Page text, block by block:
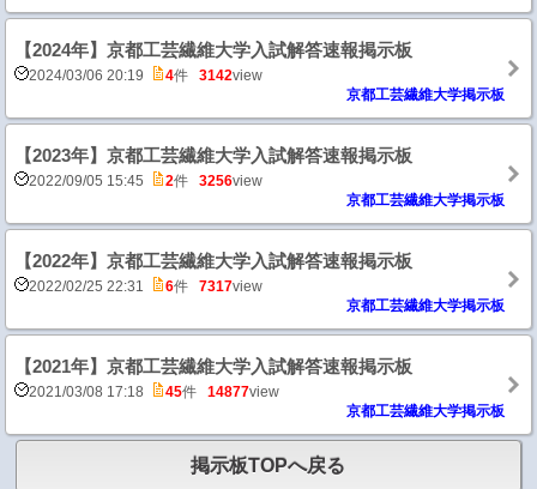
【2024年】京都工芸繊維大学入試解答速報掲示板
2024/03/06 20:19 4件 3142view
京都工芸繊維大学掲示板
【2023年】京都工芸繊維大学入試解答速報掲示板
2022/09/05 15:45 2件 3256view
京都工芸繊維大学掲示板
【2022年】京都工芸繊維大学入試解答速報掲示板
2022/02/25 22:31 6件 7317view
京都工芸繊維大学掲示板
【2021年】京都工芸繊維大学入試解答速報掲示板
2021/03/08 17:18 45件 14877view
京都工芸繊維大学掲示板
掲示板TOPへ戻る